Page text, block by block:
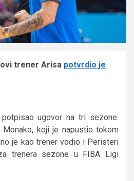
trener Arisa potvrdio je
potpisao ugovor na tri sezone.
koji je napustio tokom
je kao trener vodio i Peristeri
trenera sezone u FIBA Ligi